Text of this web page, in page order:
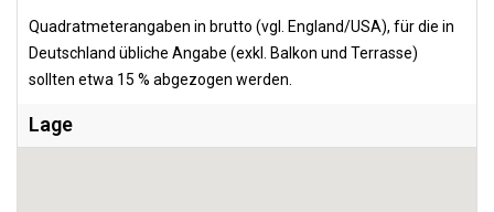
Quadratmeterangaben in brutto (vgl. England/USA), für die in
Deutschland übliche Angabe (exkl. Balkon und Terrasse)
sollten etwa 15 % abgezogen werden.
Lage